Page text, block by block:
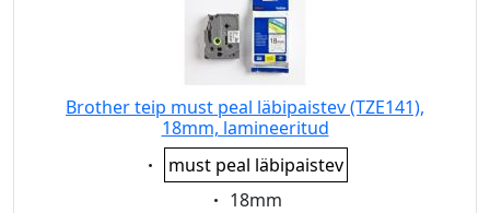
Brother teip must peal läbipaistev (TZE141),
18mm, lamineeritud
Eigenschaft:
must peal läbipaistev
Eigenschaft:
18mm